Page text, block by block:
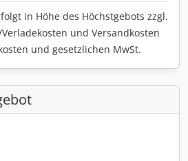
in Höhe des Höchstgebots zzgl.
und Versandkosten
und gesetzlichen MwSt.